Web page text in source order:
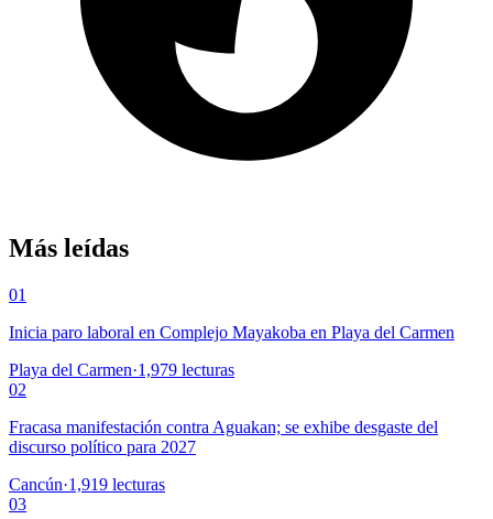
Más leídas
01
Inicia paro laboral en Complejo Mayakoba en Playa del Carmen
Playa del Carmen·1,979 lecturas
02
Fracasa manifestación contra Aguakan; se exhibe desgaste del
discurso político para 2027
Cancún·1,919 lecturas
03